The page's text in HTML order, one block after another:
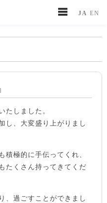
たしました。
し、大変盛り上がりまし
積極的に手伝ってくれ、
たくさん持ってきてくだ
、過ごすことができまし
JA EN